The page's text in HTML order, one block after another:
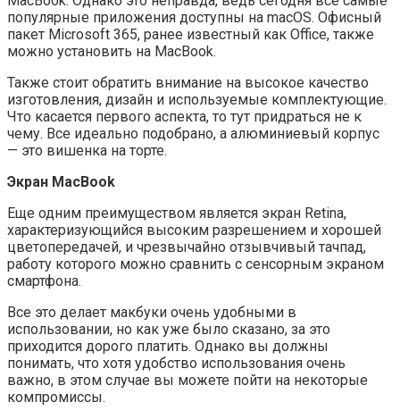
популярные приложения доступны на macOS. Офисный
пакет Microsoft 365, ранее известный как Office, также
можно установить на MacBook.
Также стоит обратить внимание на высокое качество
изготовления, дизайн и используемые комплектующие.
Что касается первого аспекта, то тут придраться не к
чему. Все идеально подобрано, а алюминиевый корпус
— это вишенка на торте.
Экран MacBook
Еще одним преимуществом является экран Retina,
характеризующийся высоким разрешением и хорошей
цветопередачей, и чрезвычайно отзывчивый тачпад,
работу которого можно сравнить с сенсорным экраном
смартфона.
Все это делает макбуки очень удобными в
использовании, но как уже было сказано, за это
приходится дорого платить. Однако вы должны
понимать, что хотя удобство использования очень
важно, в этом случае вы можете пойти на некоторые
компромиссы.